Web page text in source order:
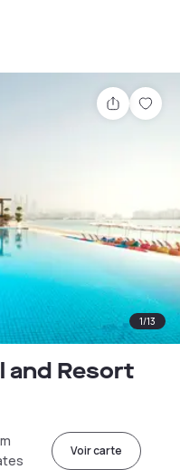
Partager
1/13
and Resort
Voir carte